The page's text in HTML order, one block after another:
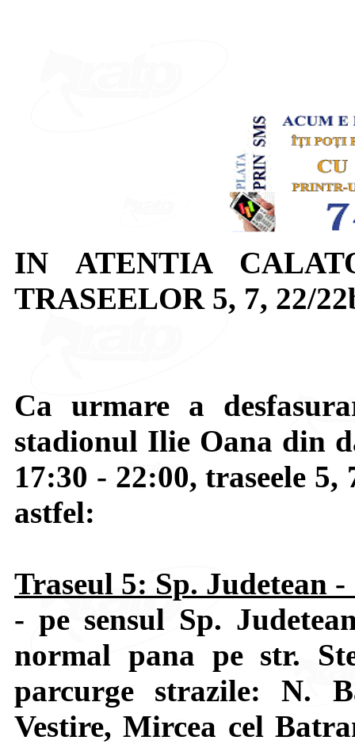
IN ATENTIA
TRASEELOR 5, 7, 22/
Ca urmare a
stadionul Ilie Oana din
17:30 - 22:00, traseele
astfel:
Traseul 5: Sp. Judetean
- pe sensul Sp.
normal pana pe str.
parcurge strazile: N.
Vestire, Mircea cel